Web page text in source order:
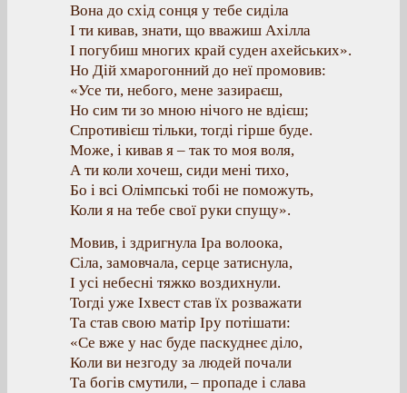
Вона до схід сонця у тебе сиділа
І ти кивав, знати, що вважиш Ахілла
І погубиш многих край суден ахейських».
Но Дій хмарогонний до неї промовив:
«Усе ти, небого, мене зазираєш,
Но сим ти зо мною нічого не вдієш;
Спротивієш тільки, тогді гірше буде.
Може, і кивав я – так то моя воля,
А ти коли хочеш, сиди мені тихо,
Бо і всі Олімпські тобі не поможуть,
Коли я на тебе свої руки спущу».
Мовив, і здригнула Іра волоока,
Сіла, замовчала, серце затиснула,
І усі небесні тяжко воздихнули.
Тогді уже Іхвест став їх розважати
Та став свою матір Іру потішати:
«Се вже у нас буде паскуднеє діло,
Коли ви незгоду за людей почали
Та богів смутили, – пропаде і слава